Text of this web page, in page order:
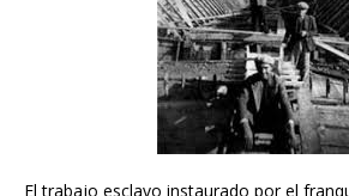
El trabajo esclavo instaurado por el